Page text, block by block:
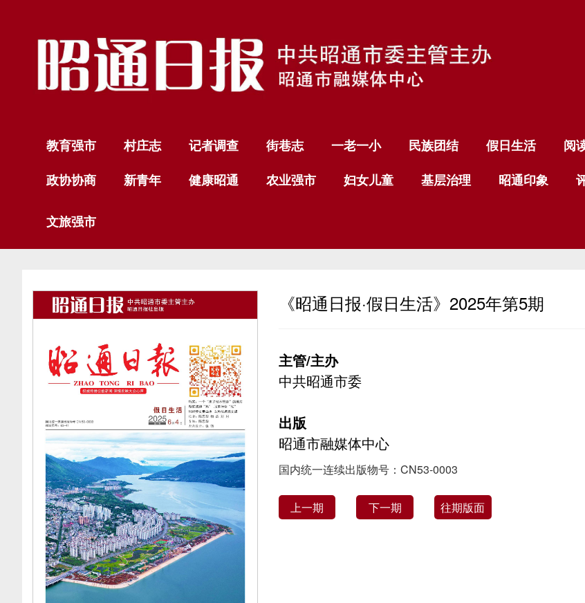
教育强市 村庄志 记者调查 街巷志 一老一小 民族团结 假日生活 阅
政协协商
新青年 健康昭通 农业强市 妇女儿童 基层治理 昭通印象
文旅强市
《昭通日报·假日生活》2025年第5期
主管/主办
中共昭通市委
出版
昭通市融媒体中心
国内统一连续出版物号：CN53-0003
上一期 下一期 往期版面